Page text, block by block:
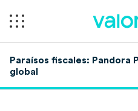
Paraísos fiscales: Pandora
global